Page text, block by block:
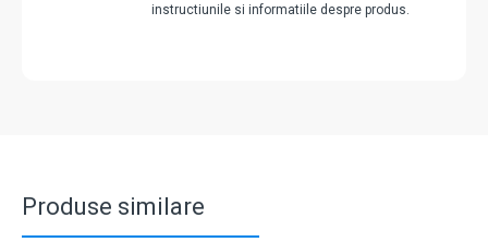
instructiunile si informatiile despre produs.
Produse similare